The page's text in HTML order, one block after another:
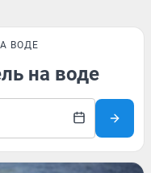
ВОДЕ
на воде